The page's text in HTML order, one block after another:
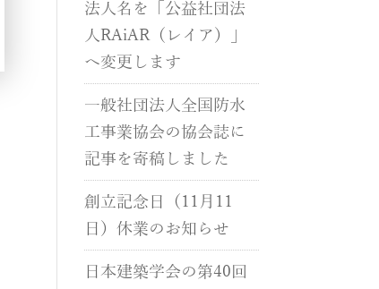
法人名を「公益社団法
人RAiAR（レイア）」
へ変更します
一般社団法人全国防水
工事業協会の協会誌に
記事を寄稿しました
創立記念日（11月11
日）休業のお知らせ
日本建築学会の第40回